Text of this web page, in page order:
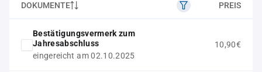
DOKUMENTE PREIS
Bestätigungsvermerk zum
Jahresabschluss
eingereicht am 02.10.2025
10,90€